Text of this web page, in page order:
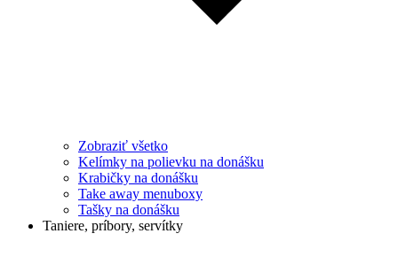
Zobraziť všetko
Kelímky na polievku na donášku
Krabičky na donášku
Take away menuboxy
Tašky na donášku
Taniere, príbory, servítky